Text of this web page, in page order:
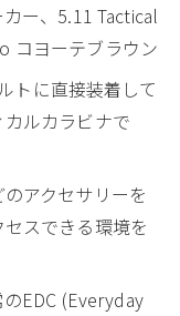
ー、5.11 Tactical
コヨーテブラウン
トに直接装着して
ルカラビナで
アクセサリーを
スできる環境を
EDC (Everyday